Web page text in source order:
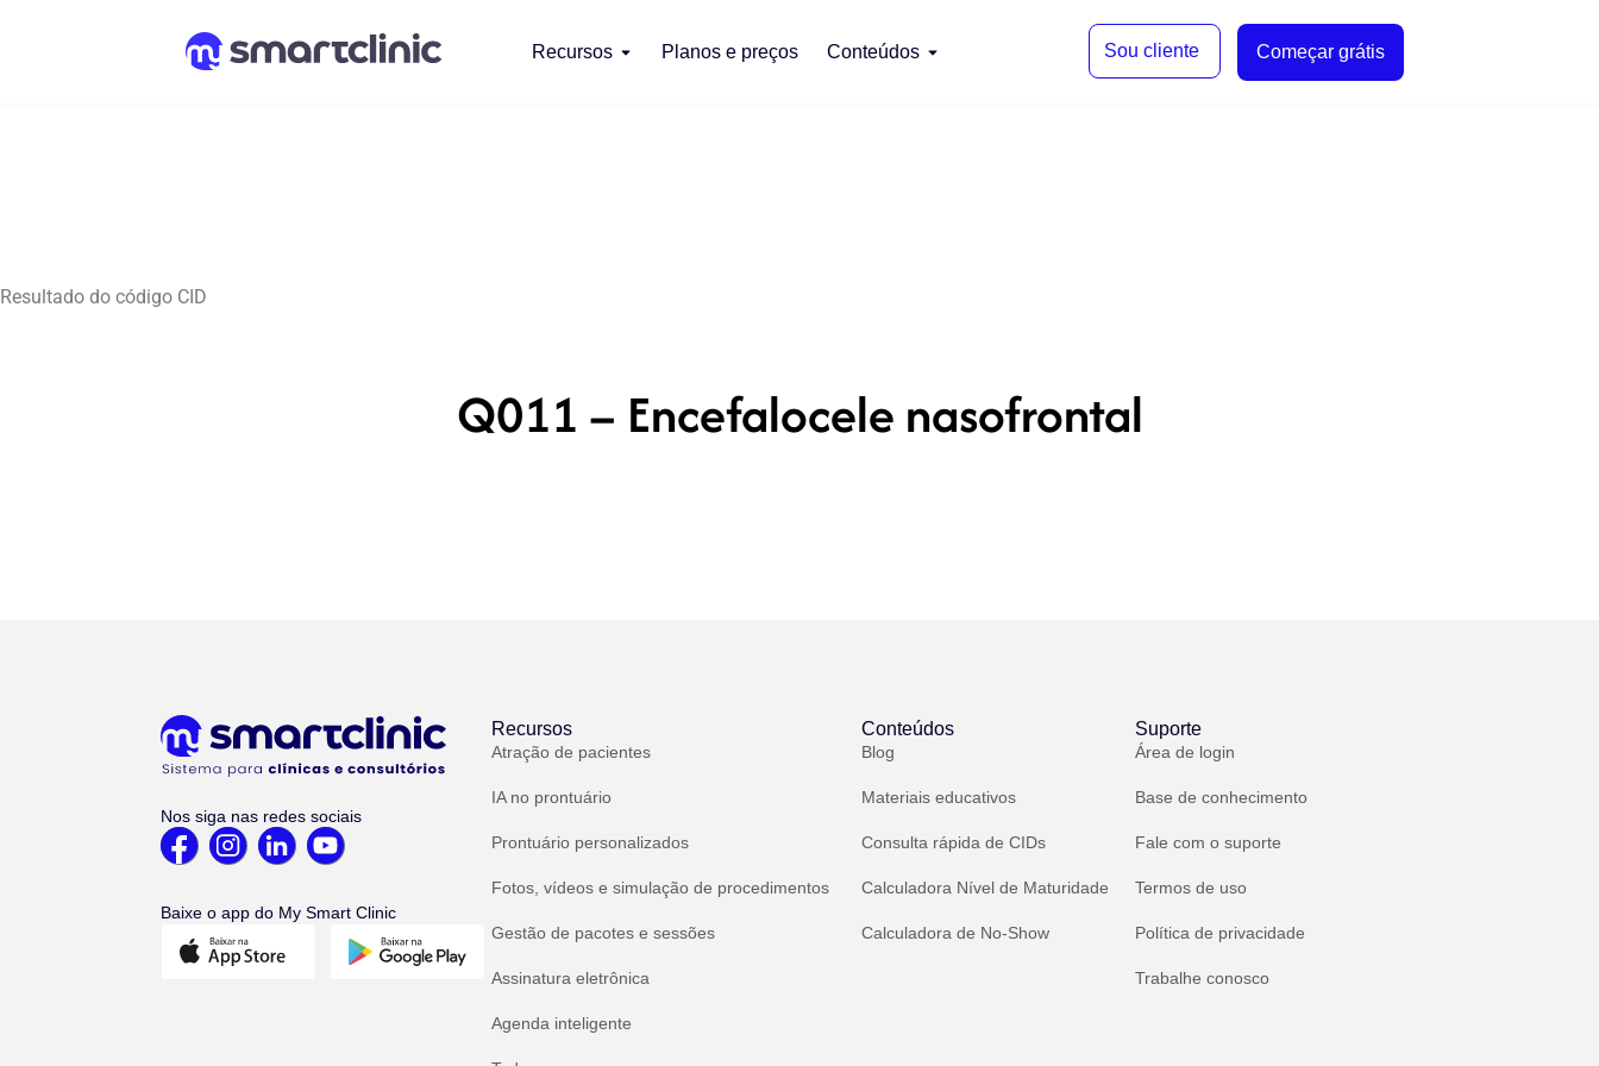
Recursos Planos e preços Conteúdos Sou cliente Começar grátis
Resultado do código CID
Q011 – Encefalocele nasofrontal
Nos siga nas redes sociais
Baixe o app do My Smart Clinic
Recursos
Atração de pacientes
IA no prontuário
Prontuário personalizados
Fotos, vídeos e simulação de procedimentos
Gestão de pacotes e sessões
Assinatura eletrônica
Agenda inteligente
Conteúdos
Blog
Materiais educativos
Consulta rápida de CIDs
Calculadora Nível de Maturidade
Calculadora de No-Show
Suporte
Área de login
Base de conhecimento
Fale com o suporte
Termos de uso
Política de privacidade
Trabalhe conosco